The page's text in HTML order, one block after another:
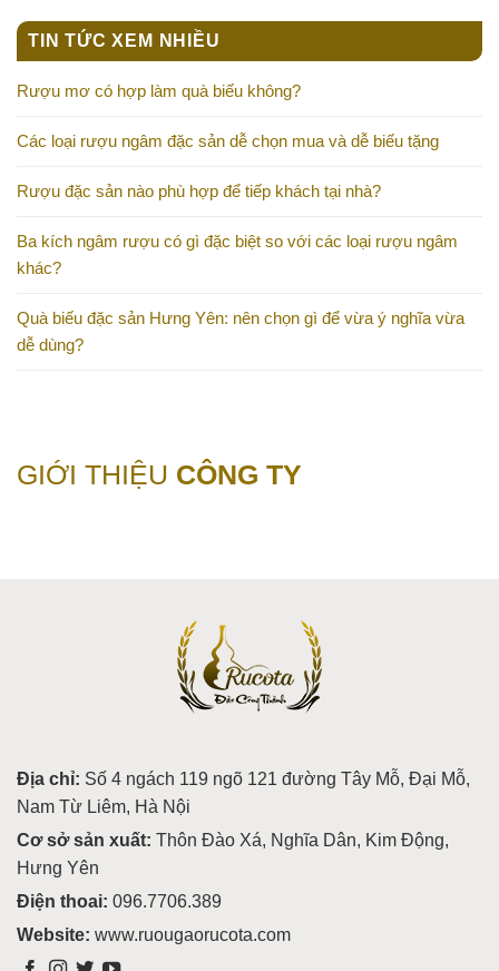
TIN TỨC XEM NHIỀU
Rượu mơ có hợp làm quà biếu không?
Các loại rượu ngâm đặc sản dễ chọn mua và dễ biếu tặng
Rượu đặc sản nào phù hợp để tiếp khách tại nhà?
Ba kích ngâm rượu có gì đặc biệt so với các loại rượu ngâm
khác?
Quà biếu đặc sản Hưng Yên: nên chọn gì để vừa ý nghĩa vừa
dễ dùng?
GIỚI THIỆU CÔNG TY
Địa chỉ: Số 4 ngách 119 ngõ 121 đường Tây Mỗ, Đại Mỗ,
Nam Từ Liêm, Hà Nội
Cơ sở sản xuất: Thôn Đào Xá, Nghĩa Dân, Kim Động,
Hưng Yên
Điện thoai: 096.7706.389
Website: www.ruougaorucota.com